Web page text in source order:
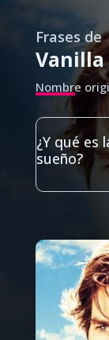
Frases de
Vanilla
Nombre
¿Y qué es
sueño?